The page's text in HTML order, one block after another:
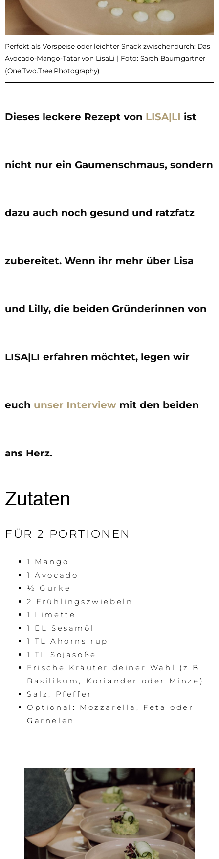
Perfekt als Vorspeise oder leichter Snack zwischendurch: Das
Avocado-Mango-Tatar von LisaLi | Foto: Sarah Baumgartner
(One.Two.Tree.Photography)
Dieses leckere Rezept von LISA|LI ist
nicht nur ein Gaumenschmaus, sondern
dazu auch noch gesund und ratzfatz
zubereitet. Wenn ihr mehr über Lisa
und Lilly, die beiden Gründerinnen von
LISA|LI erfahren möchtet, legen wir
euch unser Interview mit den beiden
ans Herz.
Zutaten
FÜR 2 PORTIONEN
1 Mango
1 Avocado
½ Gurke
2 Frühlingszwiebeln
1 Limette
1 EL Sesamöl
1 TL Ahornsirup
1 TL Sojasoße
Frische Kräuter deiner Wahl (z.B.
Basilikum, Koriander oder Minze)
Salz, Pfeffer
Optional: Mozzarella, Feta oder
Garnelen